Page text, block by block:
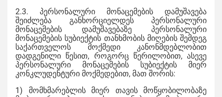
2.3. პერსონალური მონაცემების დამუშავება
შეიძლება განხორციელდეს პერსონალური
მონაცემების დამუშავებაზე პერსონალური
მონაცემების სუბიექტის თანხმობის მიღების შემდეგ
საქართველოს მოქმედი კანონმდებლობით
დადგენილი წესით, როგორც წერილობით, ასევე
პერსონალური მონაცემების სუბიექტის მიერ
კონკლუდენტური მოქმედებით, მათ შორის:
1) მომხმარებლის მიერ თავის მოწყობილობაზე